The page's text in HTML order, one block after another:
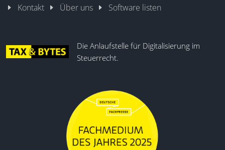
Kontakt Über uns Software listen
Die Anlaufstelle für Digitalisierung im
Steuerrecht.